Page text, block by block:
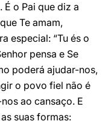
o Pai que diz a
Te amam,
especial: “Tu és o
pensa e Se
poderá ajudar-nos,
o povo fiel não é
ao cansaço. E
suas formas: